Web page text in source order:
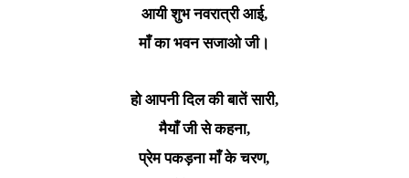
आयी शुभ नवरात्री आई,
माँ का भवन सजाओ जी।
हो आपनी दिल की बातें सारी,
मैयाँ जी से कहना,
प्रेम पकड़ना माँ के चरण,